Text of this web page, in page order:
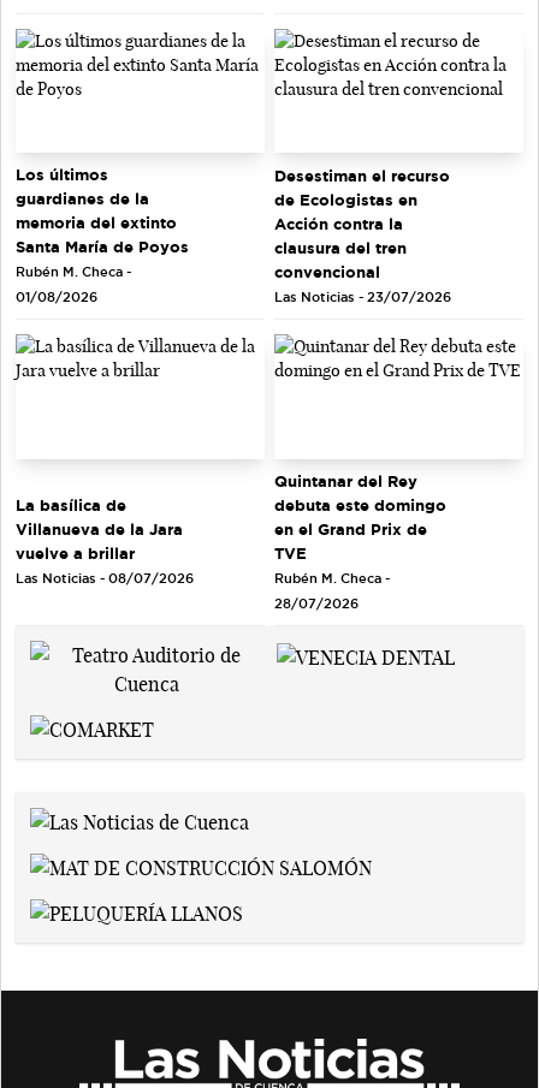
Los últimos
guardianes de la
memoria del extinto
Santa María de Poyos
Rubén M. Checa -
01/08/2026
Desestiman el recurso
de Ecologistas en
Acción contra la
clausura del tren
convencional
Las Noticias - 23/07/2026
La basílica de
Villanueva de la Jara
vuelve a brillar
Las Noticias - 08/07/2026
Quintanar del Rey
debuta este domingo
en el Grand Prix de
TVE
Rubén M. Checa -
28/07/2026